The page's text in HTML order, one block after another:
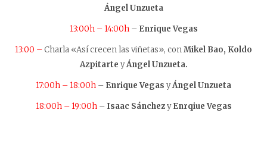
Ángel Unzueta
13:00h – 14:00h– Enrique Vegas
13:00 –Charla «Así crecen las viñetas», conMikel Bao, Koldo
Azpitarte yÁngel Unzueta.
17:00h – 18:00h – Enrique Vegas yÁngel Unzueta
18:00h – 19:00h– Isaac SánchezyEnrqiue Vegas